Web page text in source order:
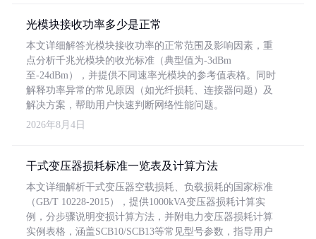
光模块接收功率多少是正常
本文详细解答光模块接收功率的正常范围及影响因素，重
点分析千兆光模块的收光标准（典型值为-3dBm
至-24dBm），并提供不同速率光模块的参考值表格。同时
解释功率异常的常见原因（如光纤损耗、连接器问题）及
解决方案，帮助用户快速判断网络性能问题。
2026年8月4日
干式变压器损耗标准一览表及计算方法
本文详细解析干式变压器空载损耗、负载损耗的国家标准
（GB/T 10228-2015），提供1000kVA变压器损耗计算实
例，分步骤说明变损计算方法，并附电力变压器损耗计算
实例表格，涵盖SCB10/SCB13等常见型号参数，指导用户